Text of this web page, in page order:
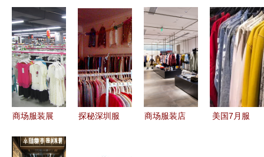
略 厂家直
供、价格解
析与进货指
南
无需任何保
证金与加盟
费——服装
零售的新模
式
从零到稳步
经营
装还是女装
好？结合实
际经营建议
商场服装展
打造沉浸式
探秘深圳服
商场服装店
美国7月服